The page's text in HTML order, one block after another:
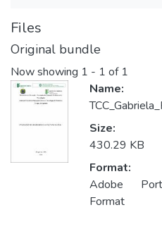
Files
Original bundle
Now showing 1 - 1 of 1
Name:
Size:
430.29 KB
Format:
Adobe
Format